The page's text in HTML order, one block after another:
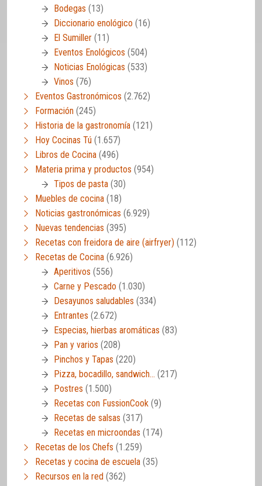
Bodegas (13)
Diccionario enológico (16)
El Sumiller (11)
Eventos Enológicos (504)
Noticias Enológicas (533)
Vinos (76)
Eventos Gastronómicos (2.762)
Formación (245)
Historia de la gastronomía (121)
Hoy Cocinas Tú (1.657)
Libros de Cocina (496)
Materia prima y productos (954)
Tipos de pasta (30)
Muebles de cocina (18)
Noticias gastronómicas (6.929)
Nuevas tendencias (395)
Recetas con freidora de aire (airfryer) (112)
Recetas de Cocina (6.926)
Aperitivos (556)
Carne y Pescado (1.030)
Desayunos saludables (334)
Entrantes (2.672)
Especias, hierbas aromáticas (83)
Pan y varios (208)
Pinchos y Tapas (220)
Pizza, bocadillo, sandwich… (217)
Postres (1.500)
Recetas con FussionCook (9)
Recetas de salsas (317)
Recetas en microondas (174)
Recetas de los Chefs (1.259)
Recetas y cocina de escuela (35)
Recursos en la red (362)